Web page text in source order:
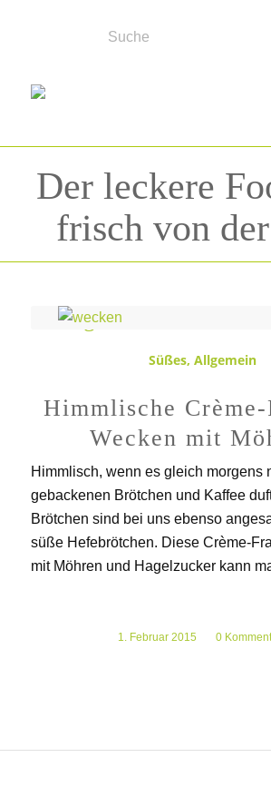
Der leckere
frisch von
Schlagwortarchiv für:
Süßes,Allgemein
Himmlische
Wecken mit
Himmlisch, wenn es gleich morgens
gebackenen Brötchen und Kaffee
Brötchen sind bei uns ebenso
süße Hefebrötchen. Diese Crème-
mit Möhren und Hagelzucker kann
1. Februar 2015
/ 0